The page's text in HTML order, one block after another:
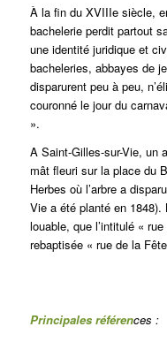
À la fin du XVIIIe siècle,
bachelerie perdit partout
une identité juridique et
bacheleries, abbayes de
disparurent peu à peu,
couronné le jour du
».
A Saint-Gilles-sur-Vie, un
mât fleuri sur la place du
Herbes où l’arbre a
Vie a été planté en 1848).
louable, que l’intitulé «
rebaptisée « rue de la
Principales références :